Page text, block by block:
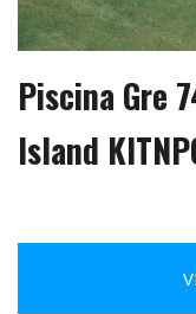
Piscina Gre
Island